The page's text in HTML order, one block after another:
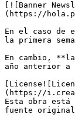
[![Banner
(https://
En el caso de
la primera
En cambio,
año anterior a
(https://
Esta obra
fuente